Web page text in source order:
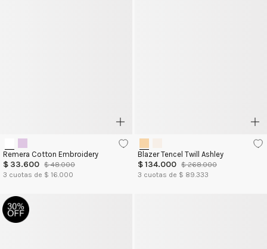
Remera Cotton Embroidery
$ 33.600 $ 48.000
3 cuotas de $ 16.000
Blazer Tencel Twill Ashley
$134.000 $ 268.000
3 cuotas de $ 89.333